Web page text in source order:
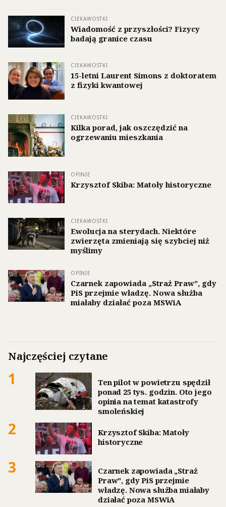
CIEKAWOSTKI
Wiadomość z przyszłości? Fizycy
badają granice czasu
CIEKAWOSTKI
15-letni Laurent Simons z doktoratem
z fizyki kwantowej
CIEKAWOSTKI
Kilka porad, jak oszczędzić na
ogrzewaniu mieszkania
OPINIE
Krzysztof Skiba: Matoły historyczne
CIEKAWOSTKI
Ewolucja na sterydach. Niektóre
zwierzęta zmieniają się szybciej niż
myślimy
OPINIE
Czarnek zapowiada „Straż Praw”, gdy
PiS przejmie władzę. Nowa służba
miałaby działać poza MSWiA
Najczęściej czytane
1
Ten pilot w powietrzu spędził
ponad 25 tys. godzin. Oto jego
opinia na temat katastrofy
smoleńskiej
2
Krzysztof Skiba: Matoły
historyczne
3
Czarnek zapowiada „Straż
Praw”, gdy PiS przejmie
władzę. Nowa służba miałaby
działać poza MSWiA